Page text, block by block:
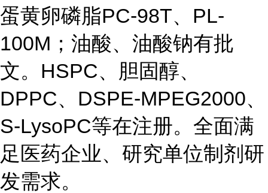
蛋黄卵磷脂PC-98T、PL-
100M；油酸、油酸钠有批
文。HSPC、胆固醇、
DPPC、DSPE-MPEG2000、
S-LysoPC等在注册。全面满
足医药企业、研究单位制剂研
发需求。